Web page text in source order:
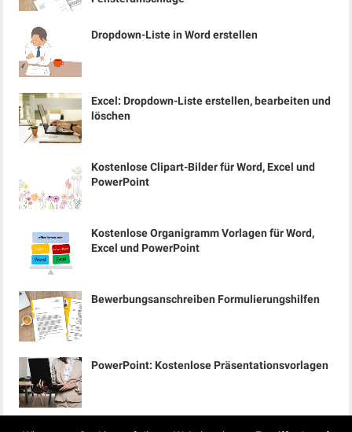
Dropdown-Liste in Word erstellen
Excel: Dropdown-Liste erstellen, bearbeiten und
löschen
Kostenlose Clipart-Bilder für Word, Excel und
PowerPoint
Kostenlose Organigramm Vorlagen für Word,
Excel und PowerPoint
Bewerbungsanschreiben Formulierungshilfen
PowerPoint: Kostenlose Präsentationsvorlagen